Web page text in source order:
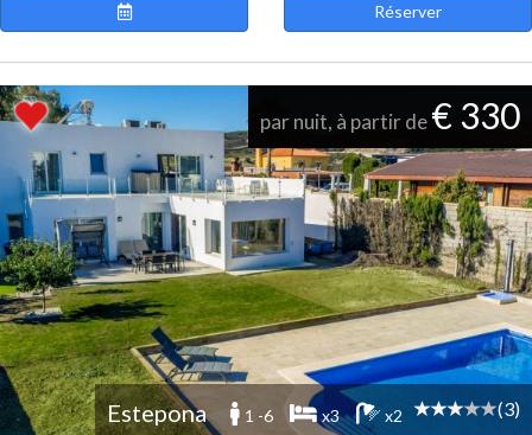
Réserver
par nuit, à partir de€ 330
Estepona 1 -6 x3 x2 (3)